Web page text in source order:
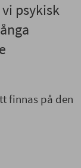
psykisk
finnas på den